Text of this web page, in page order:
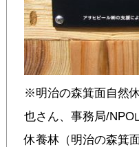
※明治の森箕面自然
也さん、事務局/
休養林（明治の森箕